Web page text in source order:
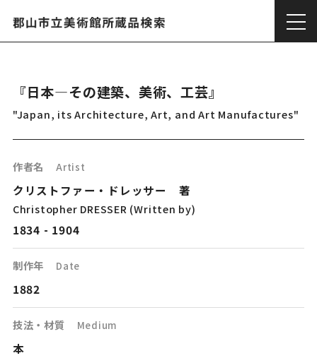
『日本―その建築、美術、工芸』
"Japan, its Architecture, Art, and Art Manufactures"
作者名 Artist
クリストファー・ドレッサー 著
Christopher DRESSER (Written by)
1834 - 1904
制作年 Date
1882
技法・材質 Medium
本